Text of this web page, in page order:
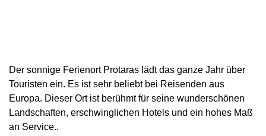
Der sonnige Ferienort Protaras lädt das ganze Jahr über
Touristen ein. Es ist sehr beliebt bei Reisenden aus
Europa. Dieser Ort ist berühmt für seine wunderschönen
Landschaften, erschwinglichen Hotels und ein hohes Maß
an Service..